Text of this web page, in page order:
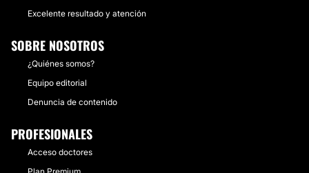
Excelente resultado y atención
SOBRE NOSOTROS
¿Quiénes somos?
Equipo editorial
Denuncia de contenido
PROFESIONALES
Acceso doctores